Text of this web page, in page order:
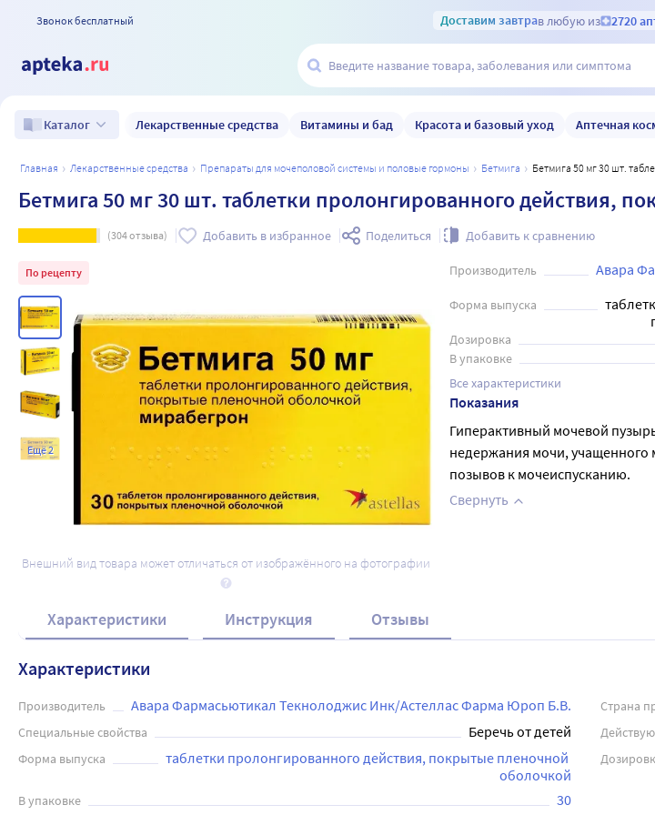
Звонок бесплатный Доставим завтрав любую из 2720
Каталог Лекарственные средства Витамины и бад Красота и базовый уход Аптечная
главная лекарственные средства препараты для мочеполовой системы и половые гормоны бетмига Бетмига 50 мг 30 шт.
Бетмига 50 мг 30 шт. таблетки пролонгированного действия,
(304отзыва) Добавить в избранное Поделиться Добавить к сравнению
По рецепту
Ещё 2
Внешний вид товара может отличаться от изображённого на фотографии
Производитель
Авара
Форма выпуска
Дозировка
В упаковке
Все характеристики
Показания
Гиперактивный мочевой
недержания мочи, учащенного
позывов к мочеиспусканию.
Свернуть
Характеристики Инструкция Отзывы
Характеристики
Производитель Авара Фармасьютикал Текнолоджис Инк/Астеллас Фарма Юроп Б.В. Страна
Специальные свойства Беречь от детей
Форма выпуска
таблетки пролонгированного действия, покрытые пленочной
оболочкой
В упаковке 30